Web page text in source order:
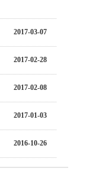
2017-03-07
2017-02-28
2017-02-08
2017-01-03
2016-10-26